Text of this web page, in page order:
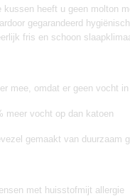
heeft u geen molton
gegarandeerd
fris en schoon
mee, omdat er geen vocht
meer vocht op dan katoen
gemaakt van duurzaam
met huisstofmijt allergie